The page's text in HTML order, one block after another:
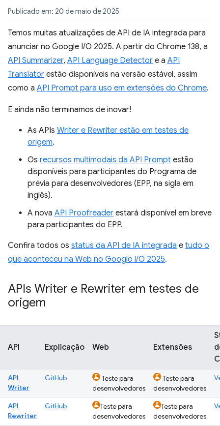
Publicado em: 20 de maio de 2025
Temos muitas atualizações de API de IA integrada para
anunciar no Google I/O 2025. A partir do Chrome 138, a
API Summarizer, API Language Detector e a API
Translator estão disponíveis na versão estável, assim
como a API Prompt para uso em extensões do Chrome.
E ainda não terminamos de inovar!
As APIs Writer e Rewriter estão em testes de
origem.
Os recursos multimodais da API Prompt estão
disponíveis para participantes do Programa de
prévia para desenvolvedores (EPP, na sigla em
inglês).
A nova API Proofreader estará disponível em breve
para participantes do EPP.
Confira todos os status da API de IA integrada e tudo o
que aconteceu na Web no Google I/O 2025.
APIs Writer e Rewriter em testes de
origem
API Explicação Web Extensões
API
Writer
GitHub
Teste para
desenvolvedores
Teste para
desenvolvedores
API
Rewriter
GitHub
Teste para
desenvolvedores
Teste para
desenvolvedores